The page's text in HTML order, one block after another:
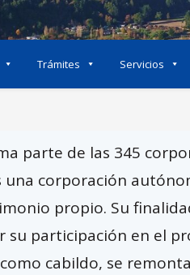
Trámites Servicios
parte de las 345
corporación
propio. Su
su participación en el
cabildo, se